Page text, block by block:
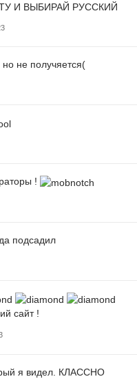
И ВЫБИРАЙ РУССКИЙ
не получяется(
!
подсадил
сайт !
я видел. КЛАССНО